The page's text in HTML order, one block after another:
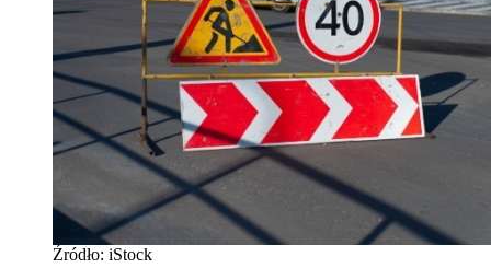
Źródło: iStock